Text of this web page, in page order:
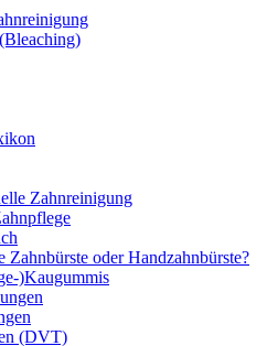
Zahnreinigung
Zahnbürste oder Handzahnbürste?
)Kaugummis
(DVT)